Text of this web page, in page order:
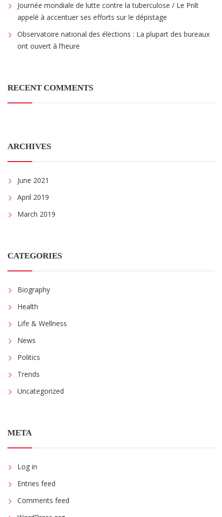
Journée mondiale de lutte contre la tuberculose / Le Pnlt
appelé à accentuer ses efforts sur le dépistage
Observatoire national des élections : La plupart des bureaux
ont ouvert à l’heure
RECENT COMMENTS
ARCHIVES
June 2021
April 2019
March 2019
CATEGORIES
Biography
Health
Life & Wellness
News
Politics
Trends
Uncategorized
META
Log in
Entries feed
Comments feed